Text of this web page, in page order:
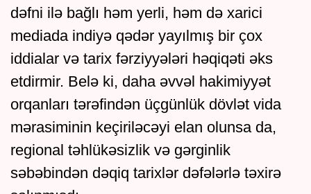
dəfni ilə bağlı həm yerli, həm də xarici
mediada indiyə qədər yayılmış bir çox
iddialar və tarix fərziyyələri həqiqəti əks
etdirmir. Belə ki, daha əvvəl hakimiyyət
orqanları tərəfindən üçgünlük dövlət vida
mərasiminin keçiriləcəyi elan olunsa da,
regional təhlükəsizlik və gərginlik
səbəbindən dəqiq tarixlər dəfələrlə təxirə